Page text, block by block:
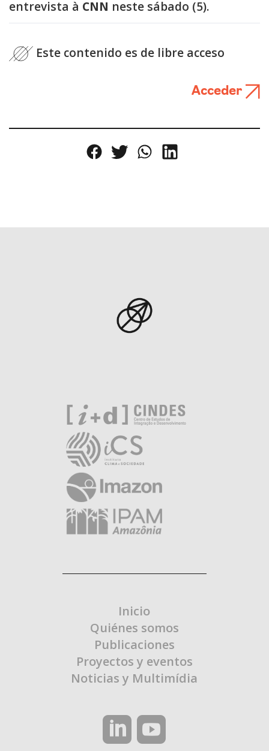
entrevista à CNN neste sábado (5).
Este contenido es de libre acceso
Acceder
Inicio
Quiénes somos
Publicaciones
Proyectos y eventos
Noticias y Multimídia